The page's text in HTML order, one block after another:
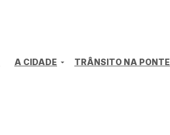
A CIDADE TRÂNSITO NA PONTE